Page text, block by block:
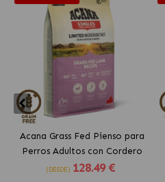
Acana Grass Fed Pienso para
Perros Adultos con Cordero
(DESDE) 128.49 €